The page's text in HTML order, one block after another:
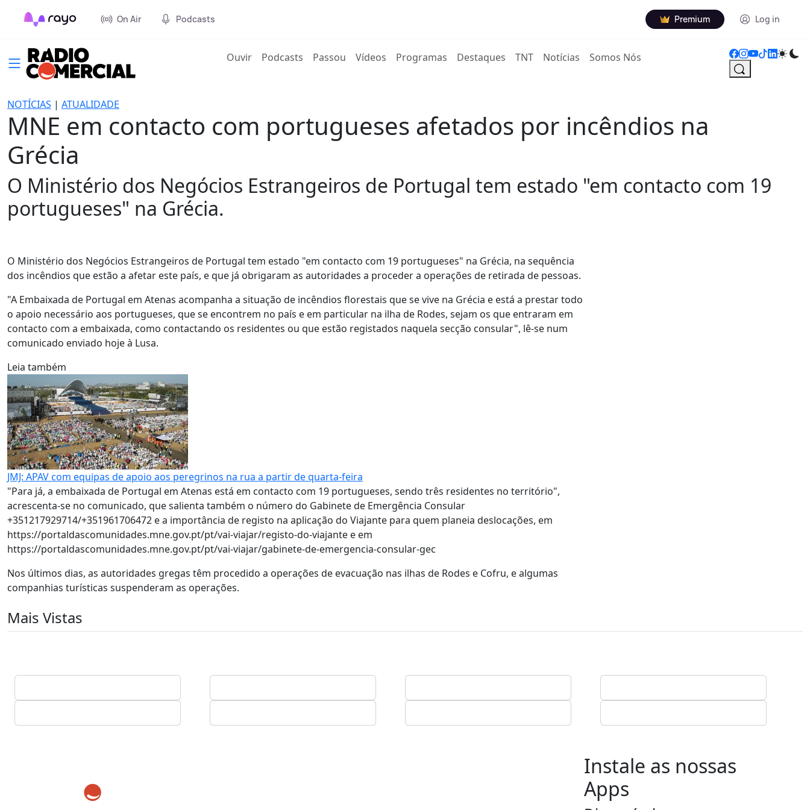
On Air Podcasts Premium Log in
Ouvir(current)
Podcasts Passou Vídeos Programas Destaques TNT Notícias Somos Nós
NOTÍCIAS | ATUALIDADE
MNE em contacto com portugueses afetados por incêndios na
Grécia
O Ministério dos Negócios Estrangeiros de Portugal tem estado "em contacto com 19
portugueses" na Grécia.
O Ministério dos Negócios Estrangeiros de Portugal tem estado "em contacto com 19 portugueses" na Grécia, na sequência
dos incêndios que estão a afetar este país, e que já obrigaram as autoridades a proceder a operações de retirada de pessoas.
"A Embaixada de Portugal em Atenas acompanha a situação de incêndios florestais que se vive na Grécia e está a prestar todo
o apoio necessário aos portugueses, que se encontrem no país e em particular na ilha de Rodes, sejam os que entraram em
contacto com a embaixada, como contactando os residentes ou que estão registados naquela secção consular", lê-se num
comunicado enviado hoje à Lusa.
Leia também
JMJ: APAV com equipas de apoio aos peregrinos na rua a partir de quarta-feira
"Para já, a embaixada de Portugal em Atenas está em contacto com 19 portugueses, sendo três residentes no território",
acrescenta-se no comunicado, que salienta também o número do Gabinete de Emergência Consular
+351217929714/+351961706472 e a importância de registo na aplicação do Viajante para quem planeia deslocações, em
https://portaldascomunidades.mne.gov.pt/pt/vai-viajar/registo-do-viajante e em
https://portaldascomunidades.mne.gov.pt/pt/vai-viajar/gabinete-de-emergencia-consular-gec
Nos últimos dias, as autoridades gregas têm procedido a operações de evacuação nas ilhas de Rodes e Cofru, e algumas
companhias turísticas suspenderam as operações.
Mais Vistas
Instale as nossas
Apps